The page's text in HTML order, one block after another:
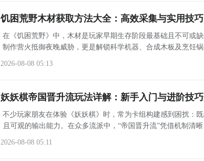
饥困荒野木材获取方法大全：高效采集与实用技巧
在《饥困荒野》中，木材是玩家早期生存阶段最基础且不可或
制作营火抵御夜晚威胁，更是解锁科学机器、合成木板及烹饪
2026-08-08 05:13
妖妖棋帝国晋升流玩法详解：新手入门与进阶技
不少玩家朋友在体验《妖妖棋》时，常为卡组构建感到困扰：
且可观的输出能力。在众多流派中，“帝国晋升流”凭借机制清
2026-08-08 05:11